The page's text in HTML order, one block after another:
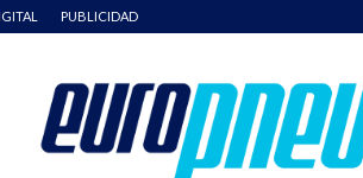
PUBLICIDAD